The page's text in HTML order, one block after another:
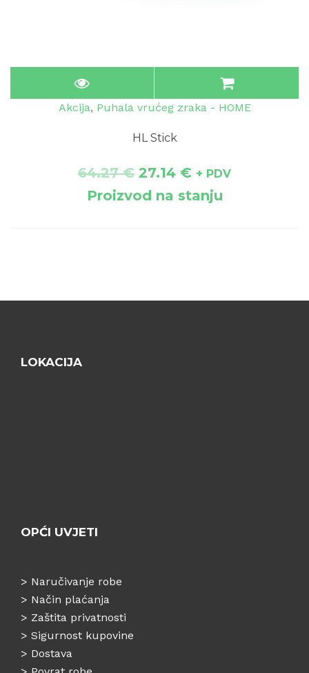
Akcija, Puhala vrućeg zraka - HOME
HL Stick
64.27€ 27.14 € + PDV
Proizvod na stanju
LOKACIJA
OPĆI UVJETI
> Naručivanje robe
> Način plaćanja
> Zaštita privatnosti
> Sigurnost kupovine
> Dostava